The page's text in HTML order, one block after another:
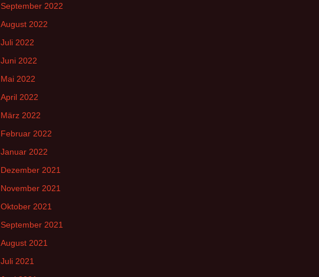
September 2022
August 2022
Juli 2022
Juni 2022
Mai 2022
April 2022
März 2022
Februar 2022
Januar 2022
Dezember 2021
November 2021
Oktober 2021
September 2021
August 2021
Juli 2021